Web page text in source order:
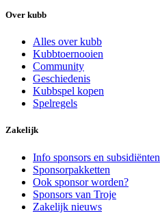
Over kubb
Alles over kubb
Kubbtoernooien
Community
Geschiedenis
Kubbspel kopen
Spelregels
Zakelijk
Info sponsors en subsidiënten
Sponsorpakketten
Ook sponsor worden?
Sponsors van Troje
Zakelijk nieuws